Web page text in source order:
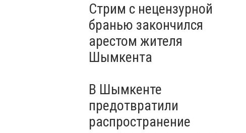
Стрим с нецензурной
бранью закончился
арестом жителя
Шымкента
В Шымкенте
предотвратили
распространение